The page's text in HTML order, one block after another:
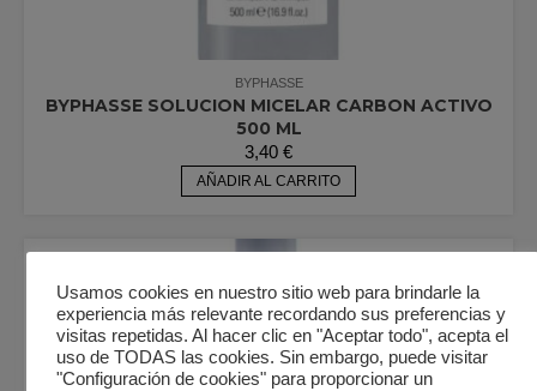
BYPHASSE
BYPHASSE SOLUCION MICELAR CARBON ACTIVO
500 ML
3,40 €
AÑADIR AL CARRITO
Usamos cookies en nuestro sitio web para brindarle la
experiencia más relevante recordando sus preferencias y
visitas repetidas. Al hacer clic en "Aceptar todo", acepta el
uso de TODAS las cookies. Sin embargo, puede visitar
"Configuración de cookies" para proporcionar un